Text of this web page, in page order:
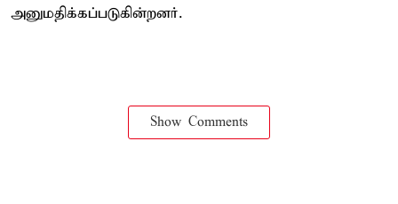
அனுமதிக்கப்படுகின்றனர்.
Show Comments